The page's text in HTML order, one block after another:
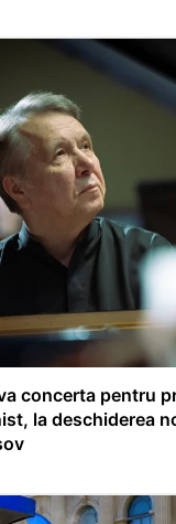
concerta pentru
la deschiderea